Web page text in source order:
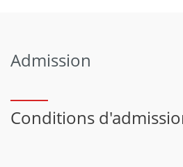
Admission
Conditions